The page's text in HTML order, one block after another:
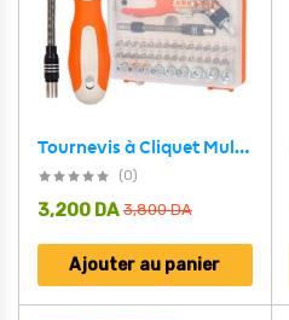
Tournevis à Cliquet Multifonction Haute Résistance 41en1– مفك براغي متعدد الوظائف عالي القوة
(0)
3,800DA
3,200 DA
Ajouter au panier